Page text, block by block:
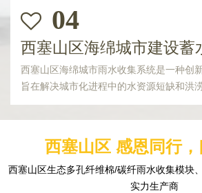
04
西塞山区海绵城市建设蓄
西塞山区海绵城市雨水收集系统是一种创
旨在解决城市化进程中的水资源短缺和洪
西塞山区 感恩同行
西塞山区生态多孔纤维棉/碳纤雨水收集模块
实力生产商